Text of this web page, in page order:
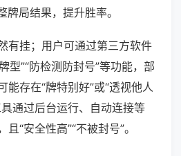
局结果，提升胜率。
有挂；用户可通过第三方软件
型”“防检测防封号”等功能，部
能存在“牌特别好”或“透视他人
通过后台运行、自动连接等
“安全性高”“不被封号”。